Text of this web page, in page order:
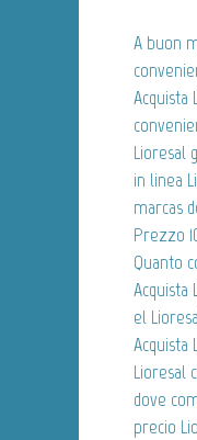
A buon
Acquista
Lioresal
in linea
marcas
Prezzo
Quanto
Acquista
el
Acquista
Lioresal
dove
precio